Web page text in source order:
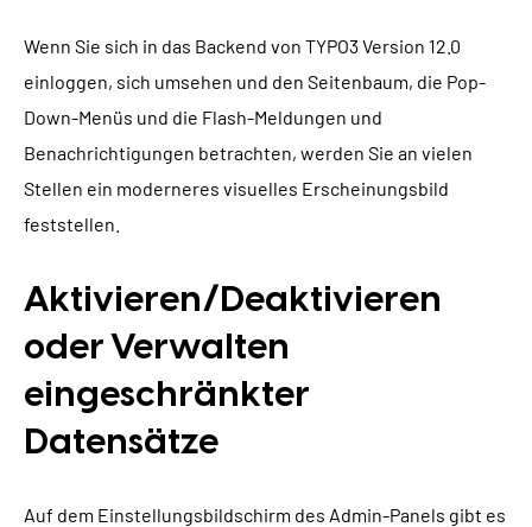
Wenn Sie sich in das Backend von TYPO3 Version 12.0
einloggen, sich umsehen und den Seitenbaum, die Pop-
Down-Menüs und die Flash-Meldungen und
Benachrichtigungen betrachten, werden Sie an vielen
Stellen ein moderneres visuelles Erscheinungsbild
feststellen.
Aktivieren/Deaktivieren
oder Verwalten
eingeschränkter
Datensätze
Auf dem Einstellungsbildschirm des Admin-Panels gibt es